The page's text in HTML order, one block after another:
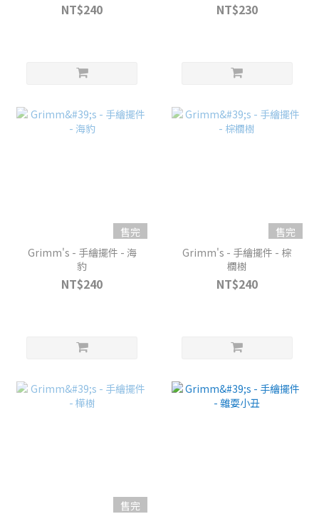
NT$240 NT$230
售完
Grimm's - 手繪擺件 - 海
豹
NT$240
售完
Grimm's - 手繪擺件 - 棕
櫚樹
NT$240
售完